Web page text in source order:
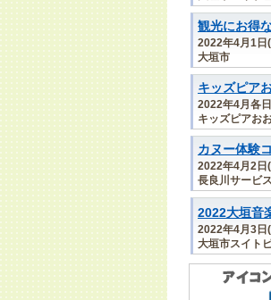
観光にお得
2022年4月1日
大垣市
キッズピア
2022年4月各日
キッズピアお
カヌー体験
2022年4月2
長良川サービ
2022大垣音
2022年4月3日
大垣市スイト